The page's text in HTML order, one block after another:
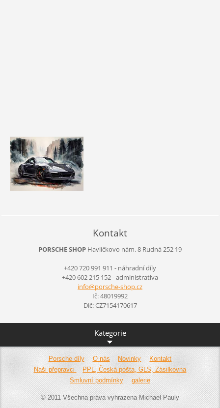
Kontakt
PORSCHE SHOP Havlíčkovo nám. 8 Rudná 252 19
+420 720 991 911 - náhradní díly
+420 602 215 152 - administrativa
info@porsche-shop.cz
Ič: 48019992
Dič: CZ7154170617
Kategorie
Porsche díly O nás Novinky
Kontakt
Naši přepravci
PPL, Česká pošta, GLS, Zásilkovna
Smluvní podmínky
galerie
© 2011 Všechna práva vyhrazena Michael Pauly